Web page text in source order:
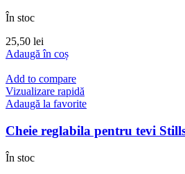
În stoc
25,50 lei
Adaugă în coș
Add to compare
Vizualizare rapidă
Adaugă la favorite
Cheie reglabila pentru tevi
În stoc